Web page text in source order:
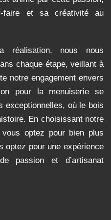
faire et sa créativité au
réalisation, nous nous
chaque étape, veillant à
notre engagement envers
pour la menuiserie se
exceptionnelles, où le bois
En choisissant notre
optez pour bien plus
optez pour une expérience
passion et d’artisanat